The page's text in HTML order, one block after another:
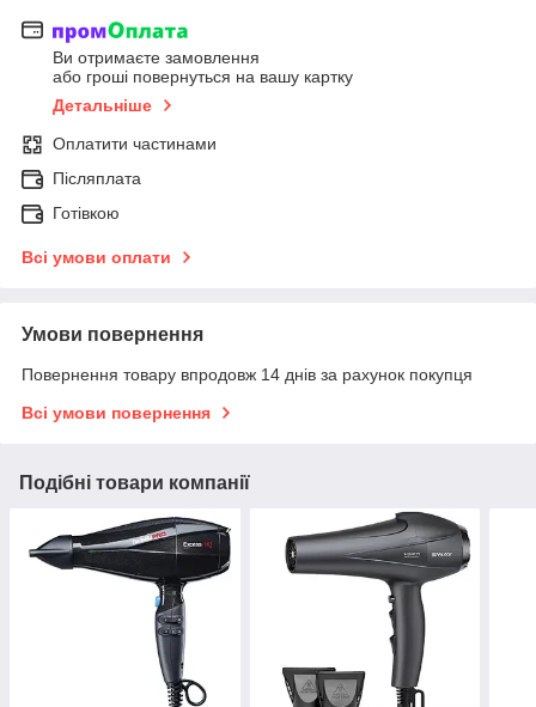
Ви отримаєте замовлення
або гроші повернуться на вашу картку
Детальніше
Оплатити частинами
Післяплата
Готівкою
Всі умови оплати
Умови повернення
Повернення товару впродовж 14 днів за рахунок покупця
Всі умови повернення
Подібні товари компанії